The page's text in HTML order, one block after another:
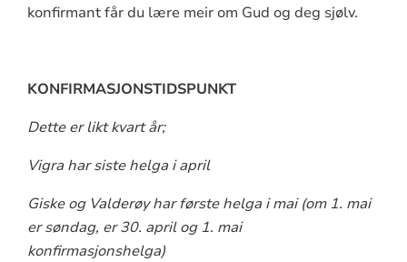
konfirmant får du lære meir om Gud og deg sjølv.
KONFIRMASJONSTIDSPUNKT
Dette er likt kvart år;
Vigra har siste helga i april
Giske og Valderøy har første helga i mai (om 1. mai
er søndag, er 30. april og 1. mai
konfirmasjonshelga)